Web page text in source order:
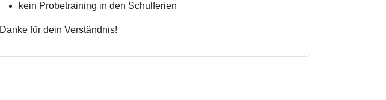
kein Probetraining in den Schulferien
Danke für dein Verständnis!